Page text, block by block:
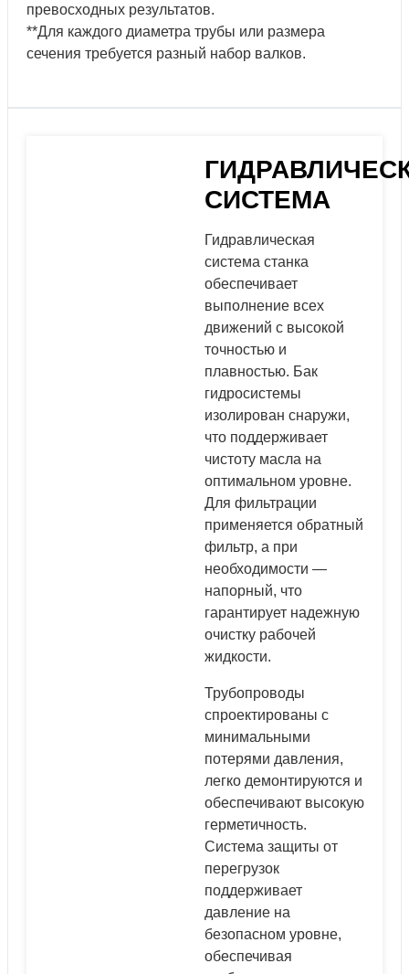
7
30
40
45
500
1000
35
300
40x2
100x3
400
3000
48.3x3.2
88.9x3.2
88.9x4
1000
1600
40x40x2.7
70x70x3.2
70x70x4
500
1600
3000
UNP60
UNP120
UNP140
400
800
1200
UNP60
UNP120
UNP140
800
1200
INP120 500
превосходных результатов.
**Для каждого диаметра трубы или размера
сечения требуется разный набор валков.
СИСТЕМА
Гидравлическая
система станка
обеспечивает
выполнение всех
движений с высокой
точностью и
плавностью. Бак
гидросистемы
изолирован снаружи,
что поддерживает
чистоту масла на
оптимальном уровне.
Для фильтрации
применяется обратный
фильтр, а при
необходимости —
напорный, что
гарантирует надежную
очистку рабочей
жидкости.
Трубопроводы
спроектированы с
минимальными
потерями давления,
легко демонтируются и
обеспечивают высокую
герметичность.
Система защиты от
перегрузок
поддерживает
давление на
безопасном уровне,
обеспечивая